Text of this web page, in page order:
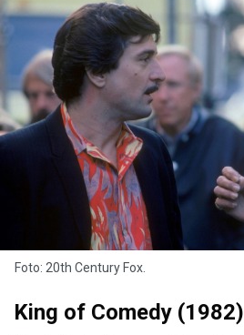
Foto: 20th Century Fox.
King of Comedy (1982)